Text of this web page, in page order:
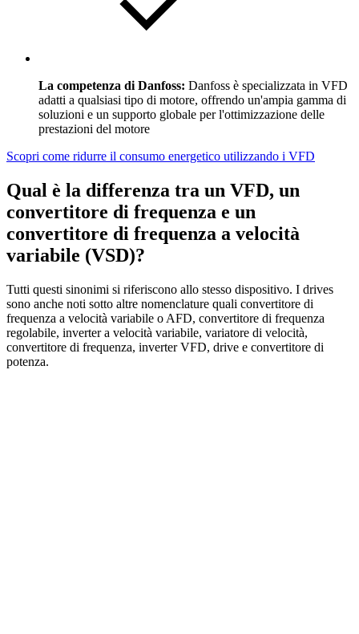
La competenza di Danfoss: Danfoss è specializzata in VFD
adatti a qualsiasi tipo di motore, offrendo un'ampia gamma di
soluzioni e un supporto globale per l'ottimizzazione delle
prestazioni del motore
Scopri come ridurre il consumo energetico utilizzando i VFD
Qual è la differenza tra un VFD, un
convertitore di frequenza e un
convertitore di frequenza a velocità
variabile (VSD)?
Tutti questi sinonimi si riferiscono allo stesso dispositivo. I drives
sono anche noti sotto altre nomenclature quali convertitore di
frequenza a velocità variabile o AFD, convertitore di frequenza
regolabile, inverter a velocità variabile, variatore di velocità,
convertitore di frequenza, inverter VFD, drive e convertitore di
potenza.